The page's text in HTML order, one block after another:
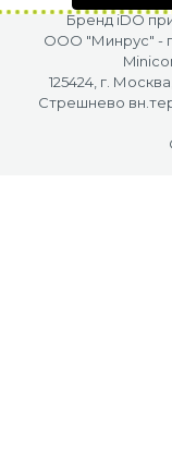
Бренд iDO
OOO "Минрус" -
125424, г.
Стрешнево